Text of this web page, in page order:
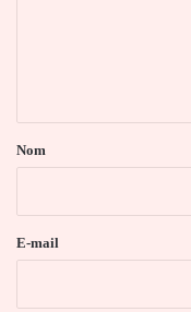
a
e
Nom
E-mail